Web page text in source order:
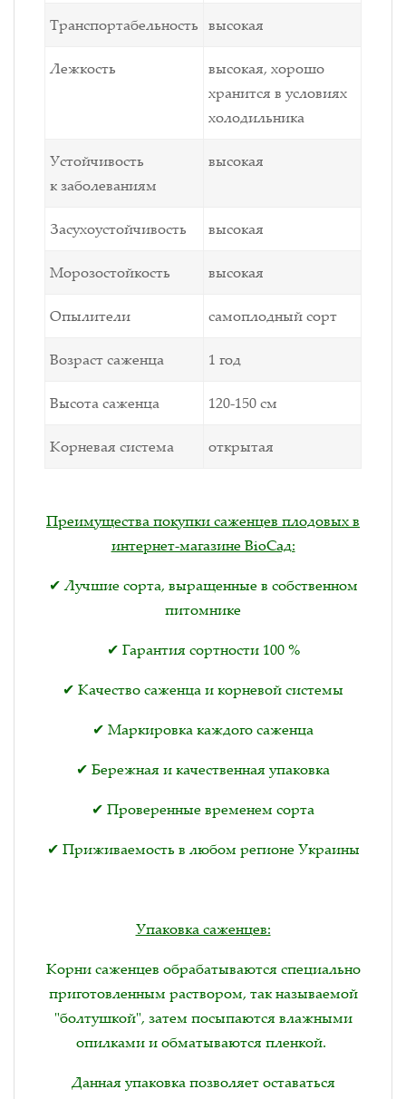
Транспортабельность высокая
Лежкость
высокая, хорошо
хранится в условиях
холодильника
Устойчивость
к заболеваниям
высокая
Засухоустойчивость высокая
Морозостойкость высокая
Опылители самоплодный сорт
Возраст саженца 1 год
Высота саженца 120-150 см
Корневая система открытая
Преимущества покупки саженцев плодовых в
интернет-магазине BioСад:
✔ Лучшие сорта, выращенные в собственном
питомнике
✔ Гарантия сортности 100 %
✔ Качество саженца и корневой системы
✔ Маркировка каждого саженца
✔ Бережная и качественная упаковка
✔ Проверенные временем сорта
✔ Приживаемость в любом регионе Украины
Упаковка саженцев:
Корни саженцев обрабатываются специально
приготовленным раствором, так называемой
"болтушкой", затем посыпаются влажными
опилками и обматываются пленкой.
Данная упаковка позволяет оставаться